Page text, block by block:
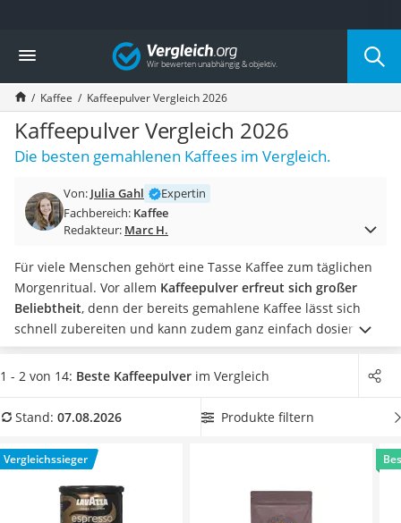
Die beliebtesten Vergleiche nach Kategorie
Lebensmittel
Schwarzkümmelöl
Knäckebrot
Schwarzkümmelöl-Kapseln
Manukahonig
Eiklar
Balsamico-Essig
Schwarzkümmelöl bio
Honig
Gemüsebrühe
Eiskaffee-Pulver
Irischer Whiskey
Grapefruitkernextrakt
Matcha-Set
MCT-Öl
Erythrit
Müsli ohne Zuckerzusatz
Vergleich
Kaffee Kaffeepulver Vergleich 2026
Kaffeepulver Vergleich 2026
Die besten gemahlenen Kaffees im Vergleich.
Von: Julia Gahl
Expertin
Fachbereich: Kaffee
Redakteur: Marc H.
Für viele Menschen gehört eine Tasse Kaffee zum täglichen
Morgenritual. Vor allem Kaffeepulver erfreut sich großer
Beliebtheit, denn der bereits gemahlene Kaffee lässt sich
schnell zubereiten und kann zudem ganz einfach dosiert
werden. DieZubereitung als Filterkaffee in einer
Kaffeemaschine ist besonders einfach, doch viele
Siebträger, der Mokkakanne oder der Frenchpress
Kaffeepulver-Test bzw. Vergleich und kreieren Sie Ihre
eigenen Kaffeespezialitäten. Überzeugt hat uns hier im
August 2026 besonders das Modell
Lavazza Espresso
* mit seinen Eigenschaften.
1 - 2 von 14: Beste Kaffeepulver im Vergleich
Stand: 07.08.2026 Produkte filtern
Vergleichssieger